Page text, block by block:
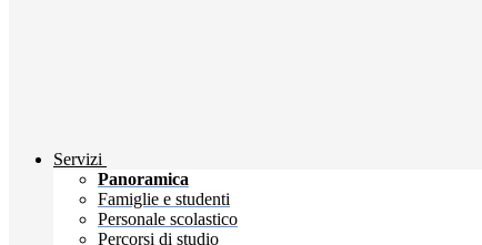
Servizi
Panoramica
Famiglie e studenti
Personale scolastico
Percorsi di studio